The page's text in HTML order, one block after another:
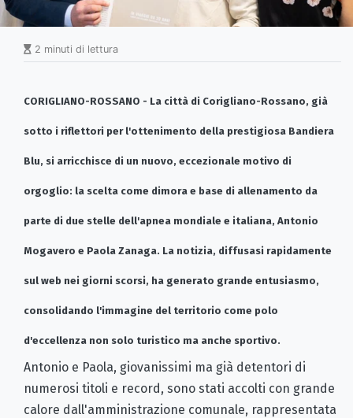
2 minuti di lettura
CORIGLIANO-ROSSANO - La città di Corigliano-Rossano, già
sotto i riflettori per l'ottenimento della prestigiosa Bandiera
Blu, si arricchisce di un nuovo, eccezionale motivo di
orgoglio: la scelta come dimora e base di allenamento da
parte di due stelle dell'apnea mondiale e italiana, Antonio
Mogavero e Paola Zanaga. La notizia, diffusasi rapidamente
sul web nei giorni scorsi, ha generato grande entusiasmo,
consolidando l'immagine del territorio come polo
d'eccellenza non solo turistico ma anche sportivo.
Antonio e Paola, giovanissimi ma già detentori di
numerosi titoli e record, sono stati accolti con grande
calore dall'amministrazione comunale, rappresentata